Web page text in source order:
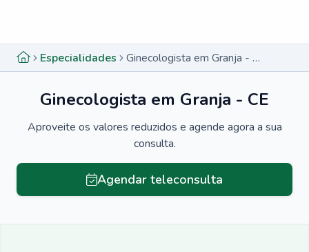
Especialidades Ginecologista em Granja - CE
Ginecologista em Granja - CE
Aproveite os valores reduzidos e agende agora a sua
consulta.
Agendar teleconsulta